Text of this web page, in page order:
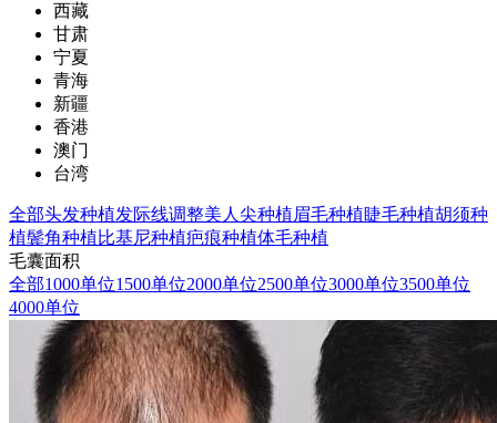
西藏
甘肃
宁夏
青海
新疆
香港
澳门
台湾
全部头发种植发际线调整美人尖种植眉毛种植睫毛种植胡须种
植鬓角种植比基尼种植疤痕种植体毛种植
毛囊面积
全部1000单位1500单位2000单位2500单位3000单位3500单位
4000单位